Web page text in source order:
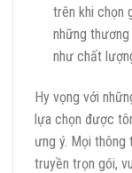
trên khi chọn
những
như chất
Hy vọng với
lựa chọn được
ưng ý. Mọi
truyền trọn gói,